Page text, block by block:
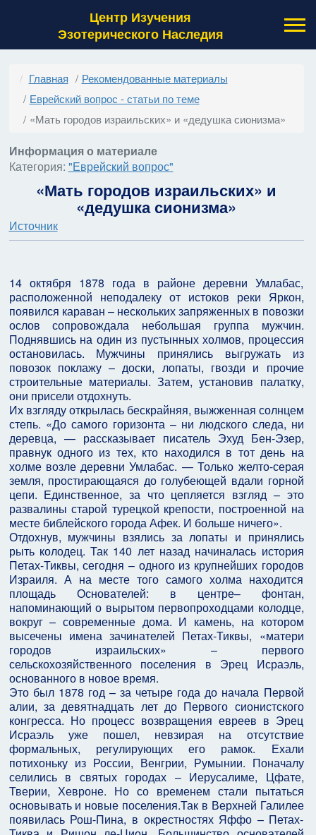
Центр Изучения
Эзотерического Наследия
Главная
Рекомендованные материалы
Еврейский вопрос - статьи по теме
«Мать городов израильских» и «дедушка сионизма»
Информация о материале
Категория: "Еврейский вопрос"
«Мать городов израильских» и
«дедушка сионизма»
Источник
14 октября 1878 года в районе деревни Умлабас,
расположенной неподалеку от истоков реки Яркон,
появился караван – нескольких запряженных в повозки
ослов сопровождала небольшая группа мужчин.
Поднявшись на один из пустынных холмов, процессия
остановилась. Мужчины принялись выгружать из
повозок поклажу – доски, лопаты, гвозди и прочие
строительные материалы. Затем, установив палатку,
они присели отдохнуть.
Их взгляду открылась бескрайняя, выжженная солнцем
степь. «До самого горизонта – ни людского следа, ни
деревца, — рассказывает писатель Эхуд Бен-Эзер,
правнук одного из тех, кто находился в тот день на
холме возле деревни Умлабас. — Только желто-серая
земля, простирающаяся до голубеющей вдали горной
цепи. Единственное, за что цепляется взгляд – это
развалины старой турецкой крепости, построенной на
месте библейского города Афек. И больше ничего».
Отдохнув, мужчины взялись за лопаты и принялись
рыть колодец. Так 140 лет назад начиналась история
Петах-Тиквы, сегодня – одного из крупнейших городов
Израиля. А на месте того самого холма находится
площадь Основателей: в центре– фонтан,
напоминающий о вырытом первопроходцами колодце,
вокруг – современные дома. И камень, на котором
высечены имена зачинателей Петах-Тиквы, «матери
городов израильских» – первого
сельскохозяйственного поселения в Эрец Исраэль,
основанного в новое время.
Это был 1878 год – за четыре года до начала Первой
алии, за девятнадцать лет до Первого сионистского
конгресса. Но процесс возвращения евреев в Эрец
Исраэль уже пошел, невзирая на отсутствие
формальных, регулирующих его рамок. Ехали
потихоньку из России, Венгрии, Румынии. Поначалу
селились в святых городах – Иерусалиме, Цфате,
Тверии, Хевроне. Но со временем стали пытаться
основывать и новые поселения.Так в Верхней Галилее
появилась Рош-Пина, в окрестностях Яффо – Петах-